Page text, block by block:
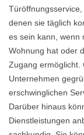
denen sie täglich
es sein kann, wenn
Wohnung hat oder
Zugang ermöglicht.
Unternehmen
erschwinglichen
Darüber hinaus
Dienstleistungen